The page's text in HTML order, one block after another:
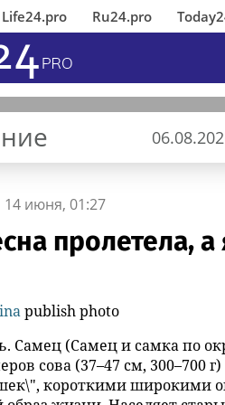
Life24.pro Ru24.pro
по
МВД
Осканову
Вернувшиеся из
и «Авито
молодых
«Деловые
Работа»: спрос
фильтр» для
моделей в
«ИНКА 4.0»
подход к
Pitino
погоны с
в суд
Подросток
купания в Оби
14 июня, 01:27
пролетела,
publish photo
Самец (Самец и самка по
сова (37–47 см,
короткими широкими